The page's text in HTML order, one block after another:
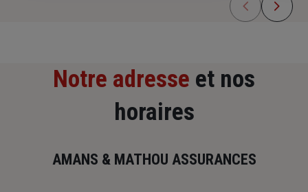
Notre adresse et nos
horaires
AMANS & MATHOU ASSURANCES